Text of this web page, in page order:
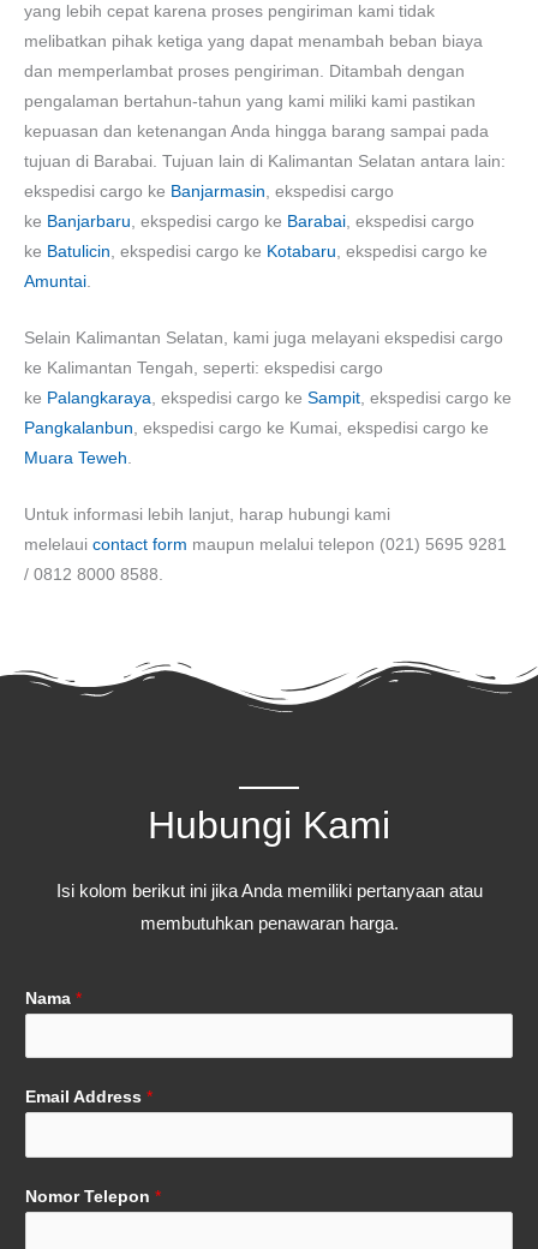
yang lebih cepat karena proses pengiriman kami tidak
melibatkan pihak ketiga yang dapat menambah beban biaya
dan memperlambat proses pengiriman. Ditambah dengan
pengalaman bertahun-tahun yang kami miliki kami pastikan
kepuasan dan ketenangan Anda hingga barang sampai pada
tujuan di Barabai. Tujuan lain di Kalimantan Selatan antara lain:
ekspedisi cargo ke Banjarmasin , ekspedisi cargo
ke Banjarbaru , ekspedisi cargo ke Barabai , ekspedisi cargo
ke Batulicin , ekspedisi cargo ke Kotabaru , ekspedisi cargo ke
Amuntai
Selain Kalimantan Selatan, kami juga melayani ekspedisi cargo
ke Kalimantan Tengah, seperti: ekspedisi cargo
ke Palangkaraya , ekspedisi cargo ke Sampit , ekspedisi cargo ke
Pangkalanbun , ekspedisi cargo ke Kumai, ekspedisi cargo ke
Muara Teweh
Untuk informasi lebih lanjut, harap hubungi kami
melelaui contact form maupun melalui telepon (021) 5695 9281
/ 0812 8000 8588.
Hubungi Kami
Isi kolom berikut ini jika Anda memiliki pertanyaan atau
membutuhkan penawaran harga.
Nama *
Email Address *
Nomor Telepon *